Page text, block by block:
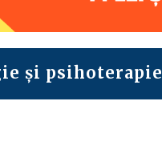
și psihoterapie